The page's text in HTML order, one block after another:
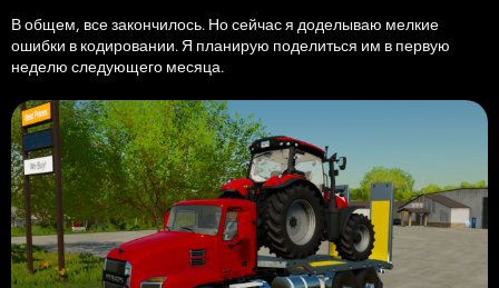
В общем, все закончилось. Но сейчас я доделываю мелкие
ошибки в кодировании. Я планирую поделиться им в первую
неделю следующего месяца.